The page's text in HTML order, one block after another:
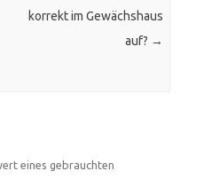
korrekt im Gewächshaus
auf? →
eines gebrauchten